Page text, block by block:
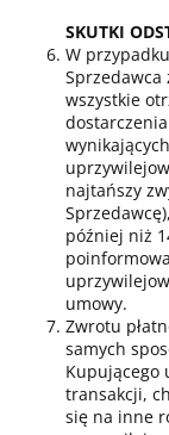
SKUTKI
W
wszystkie
najtańszy
później niż
umowy.
Zwrotu
samych
Kupującego
transakcji,
się na inne